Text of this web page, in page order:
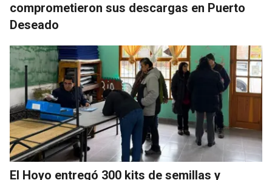
comprometieron sus descargas en Puerto
Deseado
El Hoyo entregó 300 kits de semillas y